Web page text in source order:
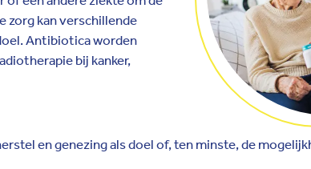
zorg kan verschillende
Antibiotica worden
bij kanker,
en genezing als doel of, ten minste, de